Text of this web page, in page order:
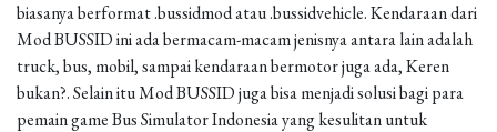
biasanya berformat .bussidmod atau .bussidvehicle. Kendaraan dari
Mod BUSSID ini ada bermacam-macam jenisnya antara lain adalah
truck, bus, mobil, sampai kendaraan bermotor juga ada, Keren
bukan?. Selain itu Mod BUSSID juga bisa menjadi solusi bagi para
pemain game Bus Simulator Indonesia yang kesulitan untuk